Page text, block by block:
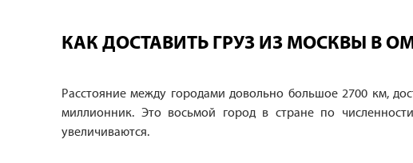
КАК ДОСТАВИТЬ ГРУЗ ИЗ МОСКВЫ В
Расстояние между городами довольно большое 2700 км,
миллионник. Это восьмой город в стране по
увеличиваются.